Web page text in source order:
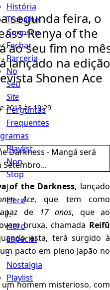
História
Trabalhe
Conosco
Fechar
Parceria
No
Seu
Site
Perguntas
Frequentes
Playlist
Non
Stop
J-
Hero
J-
Hero
Especial
-
Nostalgia
Playlist
segunda feira, o
Renya of the
ao seu fim no
lançado na edição
Shonen Ace
2013 às 19:29
of the Darkness, lançado
Ace, que tem como
de 17 anos, que ao
bruxa, chamada Reifū
esta, terá surgido à
pacto em pleno Japão no
homem misterioso, com